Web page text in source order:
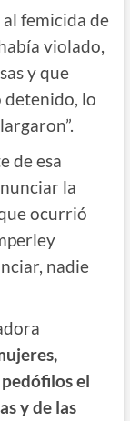
femicida de
violado,
y que
detenido, lo
de esa
la
ocurrió
nadie
el
y de las